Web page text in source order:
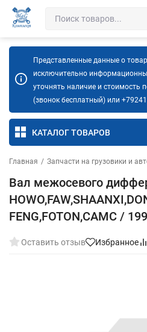
Представленные данные о
исключительно
уточнять наличие и стоимость
(звонок бесплатный) или
КАТАЛОГ ТОВАРОВ
Главная / Запчасти на грузовики и
Вал межосевого
FENG,FOTON,CAMC /
Оставить отзыв Избранное